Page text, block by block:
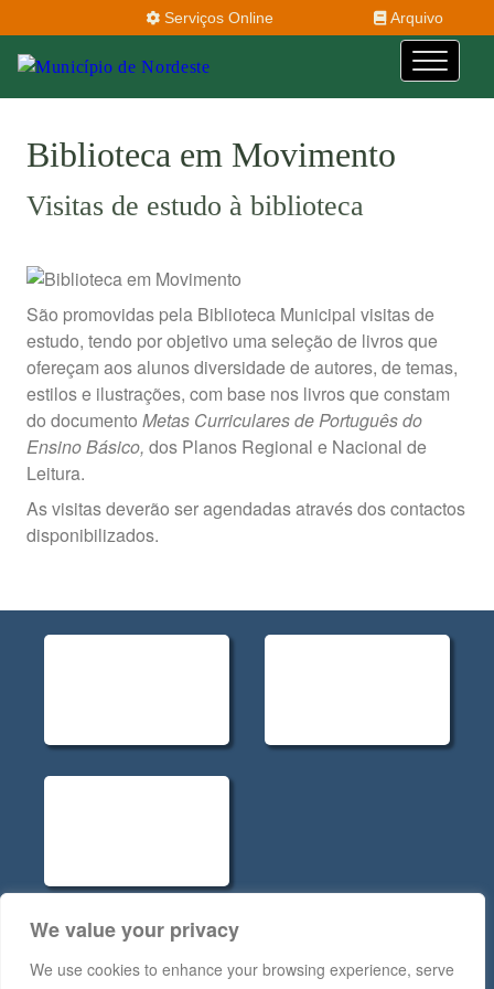
We value your privacy
We use cookies to enhance your browsing experience, serve
Serviços Online Arquivo
Biblioteca em Movimento
Visitas de estudo à biblioteca
São promovidas pela Biblioteca Municipal visitas de
estudo, tendo por objetivo uma seleção de livros que
ofereçam aos alunos diversi­dade de autores, de temas,
estilos e ilustrações, com base nos livros que constam
do documento Metas Curriculares de Português do
Ensino Básico, dos Planos Regional e Nacional de
Leitura.
As visitas deverão ser agendadas através dos contactos
disponibilizados.
Políticas de Privacidade - Rev.5
Código de Conduta RGPD - Rev.5